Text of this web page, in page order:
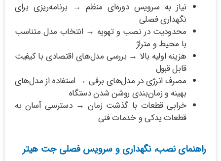
نیاز به سرویس دوره‌ای منظم → برنامه‌ریزی برای
نگهداری فصلی
محدودیت در نصب و تهویه → انتخاب مدل متناسب
با محیط و متراژ
هزینه اولیه بالا → بررسی مدل‌های اقتصادی با کیفیت
قابل قبول
مصرف انرژی در مدل‌های برقی → استفاده از مدل‌های
بهینه و زمان‌بندی روشن شدن دستگاه
خرابی قطعات با گذشت زمان → دسترسی آسان به
قطعات یدکی و خدمات فنی
راهنمای نصب، نگهداری و سرویس فصلی جت هیتر